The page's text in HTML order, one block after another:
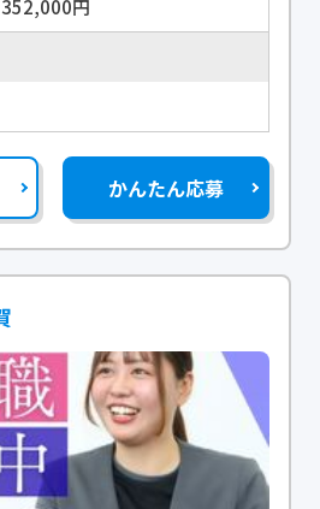
円
かんたん応募